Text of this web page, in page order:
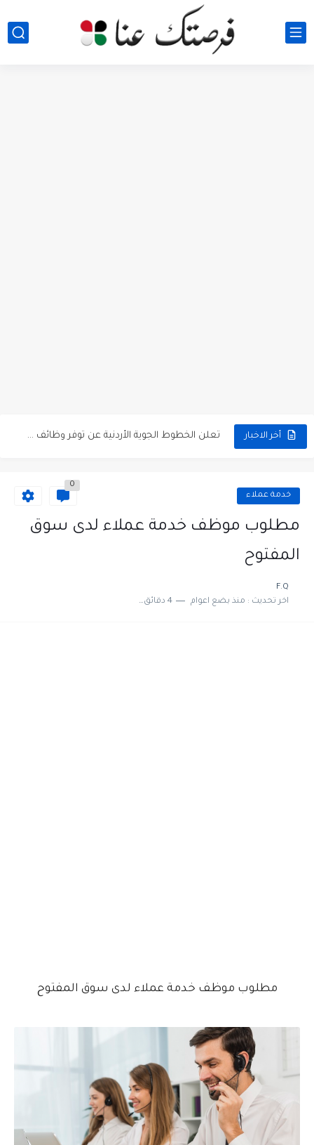
أخر الاخبار تعلن الخطوط الجوية الأردنية عن توفر وظائف شاغرة لمضيفي طيران
مطلوب عامل نظافة عدد 2 بدوام كامل او جزئي في... خدمة عملاء
0
مطلوب موظف خدمة عملاء لدى سوق
المفتوح
F.Q
اخر تحديث : منذ بضع اعوام 4 دقائق للقراءة
مطلوب موظف خدمة عملاء لدى سوق المفتوح